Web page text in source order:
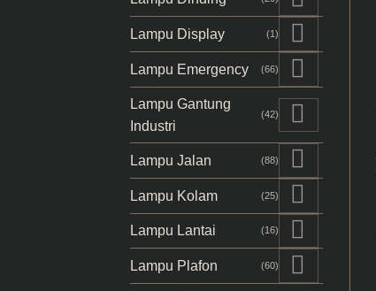
Lampu Display (1)
Lampu Emergency (66)
Lampu Gantung
Industri
(42)
Lampu Jalan (88)
Lampu Kolam (25)
Lampu Lantai (16)
Lampu Plafon (60)